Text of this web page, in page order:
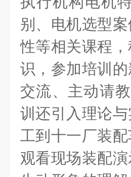
别 、 电机选型
性等相关课程
识， 参加培训
交流、主动请
训还引入理论
工到十一厂装
观看现场装配